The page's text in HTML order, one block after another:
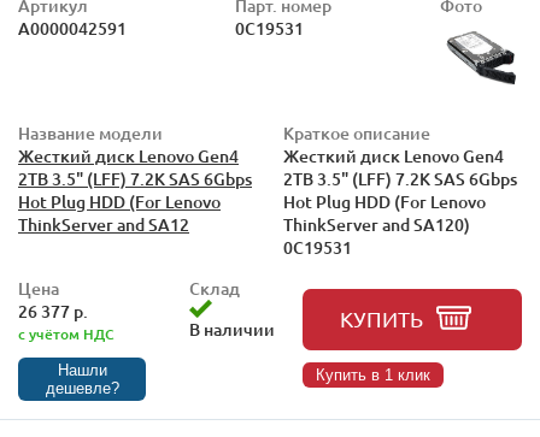
Артикул
А0000042591
Парт. номер
0C19531
Фото
Название модели
Жесткий диск Lenovo Gen4
2TB 3.5" (LFF) 7.2K SAS 6Gbps
Hot Plug HDD (For Lenovo
ThinkServer and SA12
Краткое описание
Жесткий диск Lenovo Gen4
2TB 3.5" (LFF) 7.2K SAS 6Gbps
Hot Plug HDD (For Lenovo
ThinkServer and SA120)
0C19531
Цена
26 377 р.
с учётом НДС
Нашли
дешевле?
Склад
В наличии
КУПИТЬ
Купить в 1 клик